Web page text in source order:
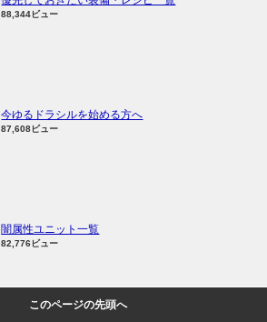
88,344ビュー
今ゆるドラシルを始める方へ
87,608ビュー
闇属性ユニット一覧
82,776ビュー
このページの先頭へ